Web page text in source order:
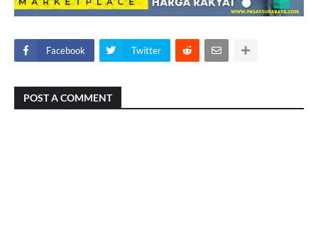
Facebook Twitter
POST A COMMENT